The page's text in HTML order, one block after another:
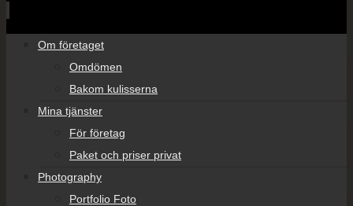
Om företaget
Omdömen
Bakom kulisserna
Mina tjänster
För företag
Paket och priser privat
Photography
Portfolio Foto